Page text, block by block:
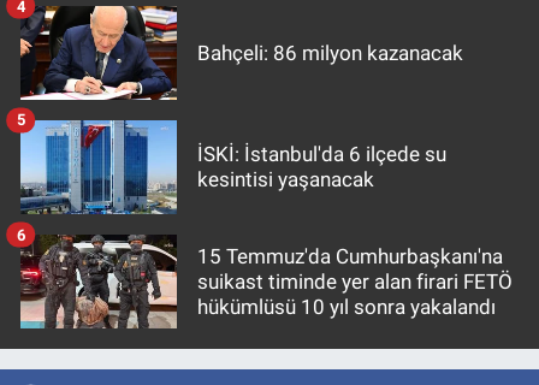
Bahçeli: 86 milyon kazanacak
4
İSKİ: İstanbul'da 6 ilçede su
kesintisi yaşanacak
5
15 Temmuz'da Cumhurbaşkanı'na
suikast timinde yer alan firari FETÖ
hükümlüsü 10 yıl sonra yakalandı
6